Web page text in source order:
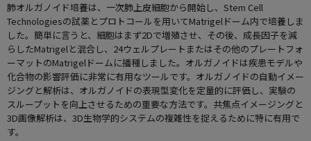
肺オルガノイド培養は、一次肺上皮細胞から開始し、Stem Cell
Technologiesの試薬とプロトコールを用いてMatrigelドーム内で培養しま
した。簡単に言うと、細胞はまず2Dで増殖させ、その後、成長因子を減
らしたMatrigelと混合し、24ウェルプレートまたはその他のプレートフォ
ーマットのMatrigelドームに播種しました。オルガノイドは疾患モデルや
化合物の影響評価に非常に有用なツールです。オルガノイドの自動イメー
ジングと解析は、オルガノイドの表現型変化を定量的に評価し、実験の
スループットを向上させるための重要な方法です。共焦点イメージングと
3D画像解析は、3D生物学的システムの複雑性を捉えるために特に有用で
す。